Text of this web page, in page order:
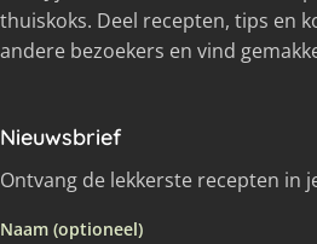
thuiskoks. Deel recepten, tips en
andere bezoekers en vind
Nieuwsbrief
Ontvang de lekkerste recepten in
Naam (optioneel)